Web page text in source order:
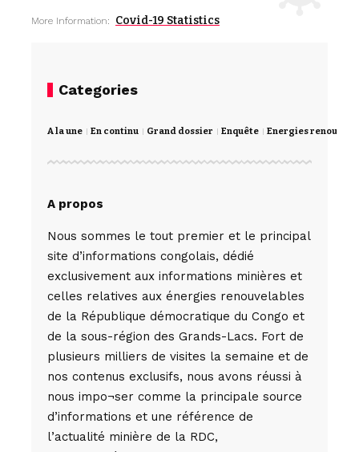
More Information: Covid-19 Statistics
Categories
A la une En continu Grand dossier Enquête Energies
A propos
Nous sommes le tout premier et le principal
site d’informations congolais, dédié
exclusivement aux informations minières et
celles relatives aux énergies renouvelables
de la République démocratique du Congo et
de la sous-région des Grands-Lacs. Fort de
plusieurs milliers de visites la semaine et de
nos contenus exclusifs, nous avons réussi à
nous impo¬ser comme la principale source
d’informations et une référence de
l’actualité minière de la RDC,